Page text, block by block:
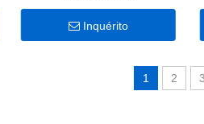
Inquérito
1 2 3